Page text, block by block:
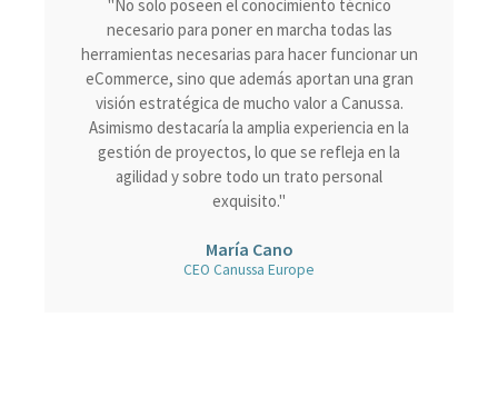
herramientas necesarias para hacer funcionar un
eCommerce, sino que además aportan una gran
visión estratégica de mucho valor a Canussa.
Asimismo destacaría la amplia experiencia en la
gestión de proyectos, lo que se refleja en la
agilidad y sobre todo un trato personal
exquisito."
María Cano